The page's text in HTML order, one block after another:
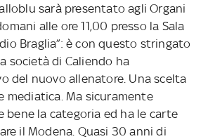
sarà presentato agli Organi
alle ore 11,00 presso la Sala
Braglia”: è con questo stringato
società di Caliendo ha
del nuovo allenatore. Una scelta
mediatica. Ma sicuramente
bene la categoria ed ha le carte
il Modena. Quasi 30 anni di